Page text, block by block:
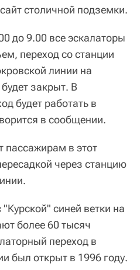
столичной подземки.
до 9.00 все эскалаторы
переход со станции
линии на
закрыт. В
будет работать в
в сообщении.
пассажирам в этот
через станцию
синей ветки на
более 60 тысяч
переход в
был открыт в 1996 году.